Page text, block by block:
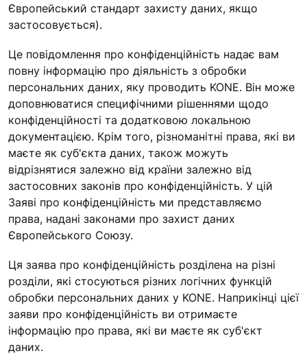
Європейський стандарт захисту даних, якщо
застосовується).
Це повідомлення про конфіденційність надає вам
повну інформацію про діяльність з обробки
персональних даних, яку проводить KONE. Він може
доповнюватися специфічними рішеннями щодо
конфіденційності та додатковою локальною
документацією. Крім того, різноманітні права, які ви
маєте як суб'єкта даних, також можуть
відрізнятися залежно від країни залежно від
застосовних законів про конфіденційність. У цій
Заяві про конфіденційність ми представляємо
права, надані законами про захист даних
Європейського Союзу.
Ця заява про конфіденційність розділена на різні
розділи, які стосуються різних логічних функцій
обробки персональних даних у KONE. Наприкінці цієї
заяви про конфіденційність ви отримаєте
інформацію про права, які ви маєте як суб'єкт
даних.